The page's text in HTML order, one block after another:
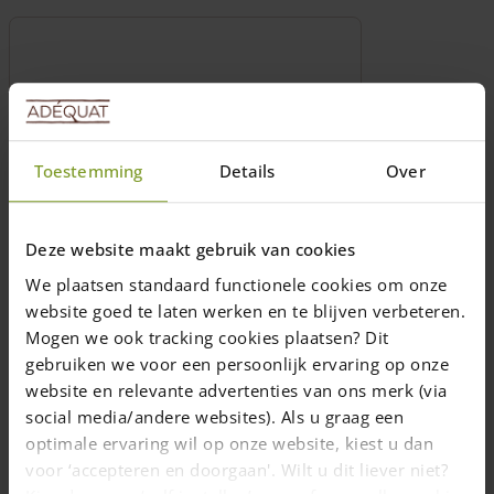
Toestemming Details Over
Deze website maakt gebruik van cookies
We plaatsen standaard functionele cookies om onze
website goed te laten werken en te blijven verbeteren.
Mogen we ook tracking cookies plaatsen? Dit
gebruiken we voor een persoonlijk ervaring op onze
website en relevante advertenties van ons merk (via
social media/andere websites). Als u graag een
optimale ervaring wil op onze website, kiest u dan
voor ‘accepteren en doorgaan'. Wilt u dit liever niet?
Vis en acier inoxydable en différentes
dimensions (embout inclus)
Les vis en acier inoxydable sont
protégées contre l'acide tannique dans le
bois de chêne et de châtaignier
plusieurs dimmensions
Prix de20,00€
Livraison dans un délai de 10 jours ouvrables